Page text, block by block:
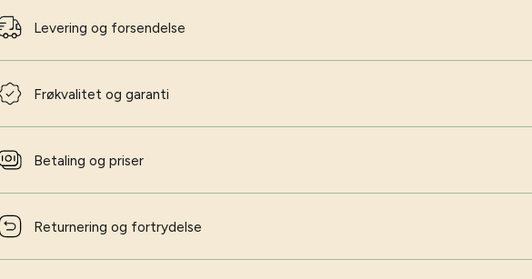
Levering og forsendelse
Frøkvalitet og garanti
Betaling og priser
Returnering og fortrydelse